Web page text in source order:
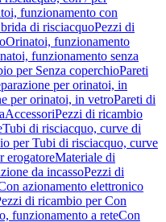
funzionamento con
brida di risciacquoPezzi di
Orinatoi, funzionamento
funzionamento senza
per Senza coperchioPareti
per orinatoi, in
per orinatoi, in vetroPareti di
AccessoriPezzi di ricambio
Tubi di risciacquo, curve di
per Tubi di risciacquo, curve
erogatoreMateriale di
da incassoPezzi di
azionamento elettronico
di ricambio per Con
funzionamento a reteCon